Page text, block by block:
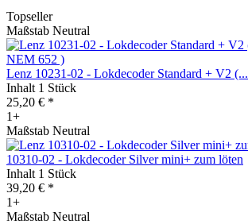
Topseller
Maßstab Neutral
Lenz 10231-02 - Lokdecoder Standard + V2 (...
Inhalt 1 Stück
25,20 € *
1+
Maßstab Neutral
10310-02 - Lokdecoder Silver mini+ zum löten
Inhalt 1 Stück
39,20 € *
1+
Maßstab Neutral